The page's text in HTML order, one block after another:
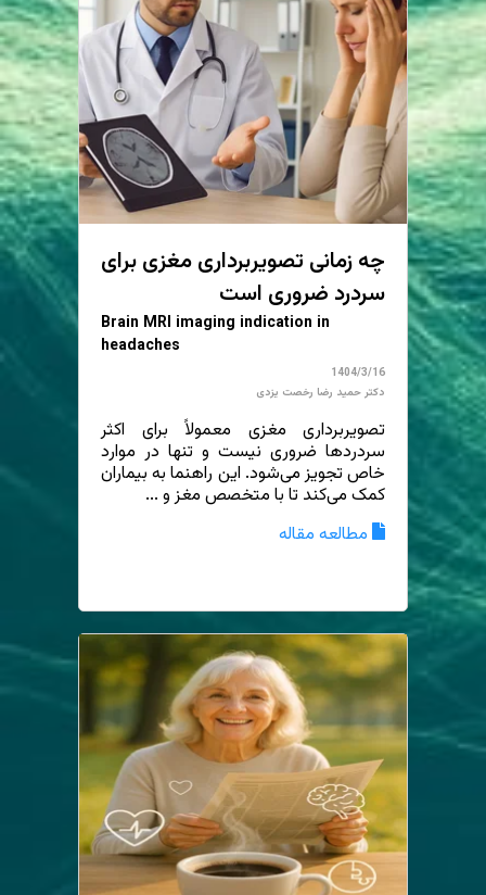
چه زمانی تصویربرداری مغزی برای
سردرد ضروری است
Brain MRI imaging indication in
headaches
1404/3/16
دکتر حمید رضا رخصت یزدی
تصویربرداری مغزی معمولاً برای اکثر
سردردها ضروری نیست و تنها در موارد
خاص تجویز می‌شود. این راهنما به بیماران
کمک می‌کند تا با متخصص مغز و ...
مطالعه مقاله